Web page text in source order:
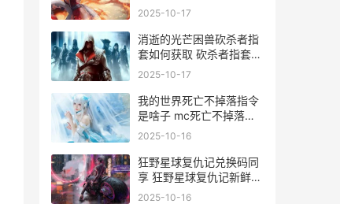
2025-10-17
消逝的光芒困兽砍杀者指
套如何获取 砍杀者指套获
取方式 消逝的光芒困兽配
2025-10-17
我的世界死亡不掉落指令
是啥子 mc死亡不掉落指
令运用方式 我的世界死亡
2025-10-16
狂野星球复仇记兑换码同
享 狂野星球复仇记新鲜
2025兑换码锦集 狂野星
2025-10-16